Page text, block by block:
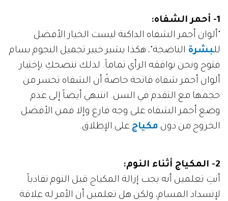
1- أحمر الشفاه:
"ألوان أحمر الشفاه الداكنة ليست الخيار الأفضل
للبشرة الناضجة"، هكذا يشير خبير تجميل النجوم بسام
فتوح ونحن نوافقه الرأي تماماً. لذلك ننصحكِ بإختيار
ألوان أحمر شفاه فاتحة خاصةً أن الشفاه تخسر من
حجمها مع التقدم في السن. انتبهي أيضاً إلى عدم
وضع أحمر الشفاه على وجه فارغ وإلا فمن الأفضل
الخروج من دون مكياج على الإطلاق.
2- المكياج أثناء النوم:
أنتِ تعلمين أنه يجب إزالة المكياج قبل النوم تفادياً
لإنسداد المسام، ولكن هل تعلمين أن الأمر له علاقة